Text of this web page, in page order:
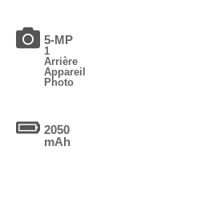
5-MP
1
Arrière
Appareil
Photo
2050
mAh